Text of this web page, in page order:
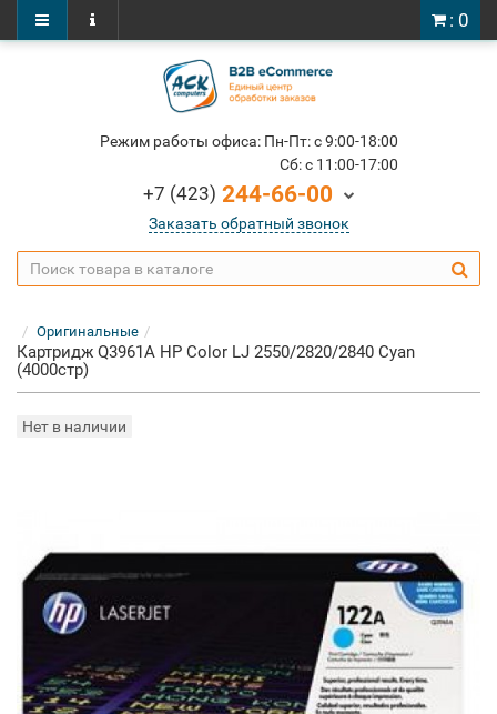
: 0
Режим работы офиса: Пн-Пт: c 9:00-18:00
Cб: c 11:00-17:00
+7 (423) 244-66-00
Заказать обратный звонок
Оригинальные
Картридж Q3961A HP Color LJ 2550/2820/2840 Cyan
(4000стр)
Нет в наличии